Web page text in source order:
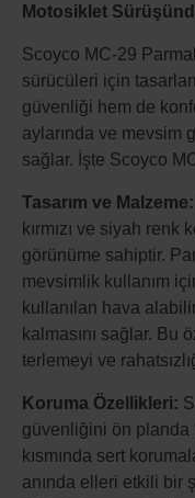
Motosiklet
Scoyco MC-29
sürücüleri için
güvenliği hem de
aylarında ve mevsim
sağlar. İşte Scoyco
Tasarım ve Malzeme:
kırmızı ve siyah
görünüme sahiptir.
mevsimlik kullanım
kullanılan hava
kalmasını sağlar. Bu
terlemeyi ve
Koruma Özellikleri:
güvenliğini ön planda
kısmında sert
anında elleri etkili bir